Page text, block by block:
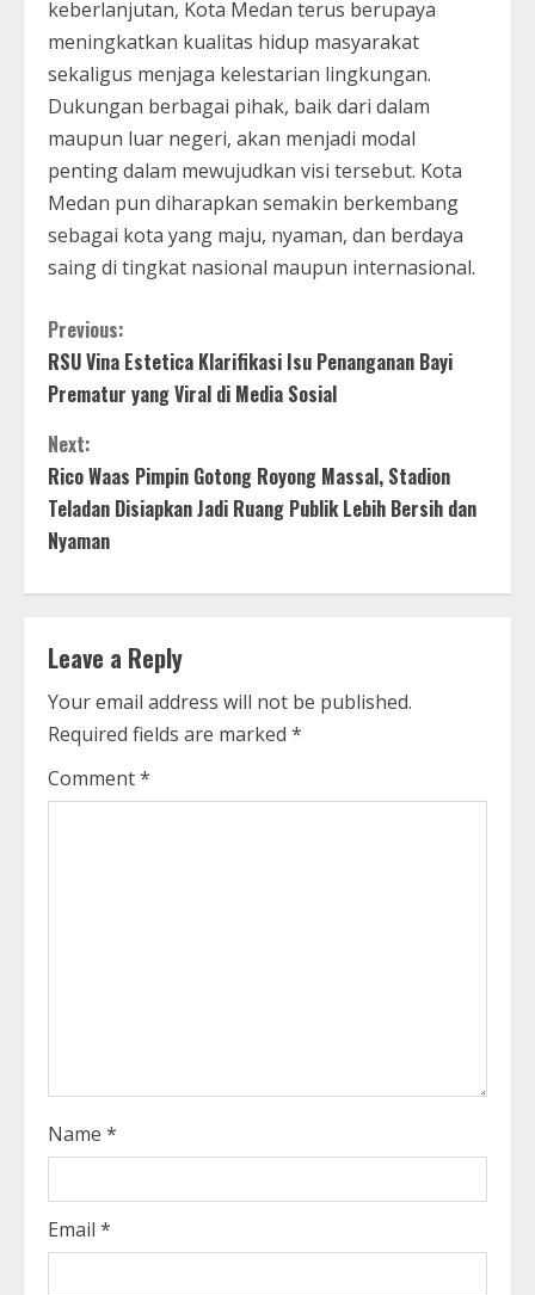
keberlanjutan, Kota Medan terus berupaya
meningkatkan kualitas hidup masyarakat
sekaligus menjaga kelestarian lingkungan.
Dukungan berbagai pihak, baik dari dalam
maupun luar negeri, akan menjadi modal
penting dalam mewujudkan visi tersebut. Kota
Medan pun diharapkan semakin berkembang
sebagai kota yang maju, nyaman, dan berdaya
saing di tingkat nasional maupun internasional.
C
o
n
t
i
n
u
e
R
e
Previous:
RSU Vina Estetica Klarifikasi Isu Penanganan Bayi
Prematur yang Viral di Media Sosial
Next:
Rico Waas Pimpin Gotong Royong Massal, Stadion
Teladan Disiapkan Jadi Ruang Publik Lebih Bersih dan
Nyaman
Leave a Reply
Your email address will not be published.
Required fields are marked *
Comment*
Name *
Email *